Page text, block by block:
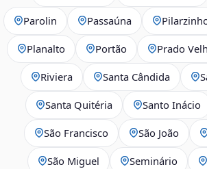
Parolin Passaúna
Planalto Portão Prado
Riviera Santa Cândida
Santa Quitéria Santo Inácio
São Francisco São João
São Miguel Seminário